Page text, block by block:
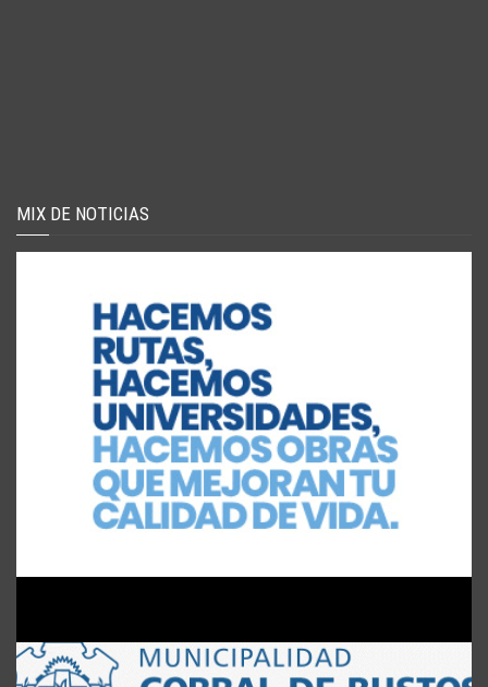
MIX DE NOTICIAS